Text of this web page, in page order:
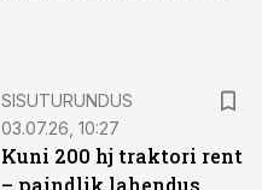
SISUTURUNDUS
03.07.26, 10:27
Kuni 200 hj traktori rent
– paindlik lahendus